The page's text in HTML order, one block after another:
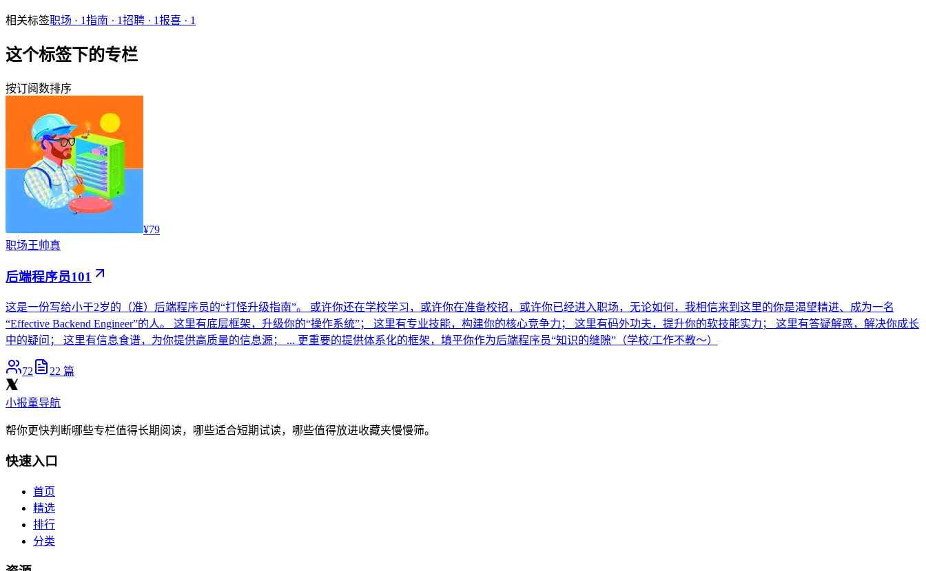
相关标签职场 · 1指南 · 1招聘 · 1报喜 · 1
这个标签下的专栏
按订阅数排序
¥79
职场王帅真
后端程序员101
这是一份写给小于2岁的（准）后端程序员的“打怪升级指南”。 或许你还在学校学习，或许你在准备校招，或许你已经进入职场，无论如何，我相信来到这里的你是渴望精进、成为一名
“Effective Backend Engineer”的人。 这里有底层框架，升级你的“操作系统”； 这里有专业技能，构建你的核心竞争力； 这里有码外功夫，提升你的软技能实力； 这里有答疑解惑，解决你成长
中的疑问； 这里有信息食谱，为你提供高质量的信息源； ... 更重要的提供体系化的框架，填平你作为后端程序员“知识的缝隙”（学校/工作不教～）
72 22 篇
小报童导航
帮你更快判断哪些专栏值得长期阅读，哪些适合短期试读，哪些值得放进收藏夹慢慢筛。
快速入口
首页
精选
排行
分类